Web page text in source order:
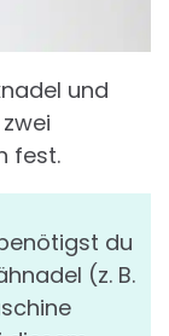
und
fest.
du
(z. B.